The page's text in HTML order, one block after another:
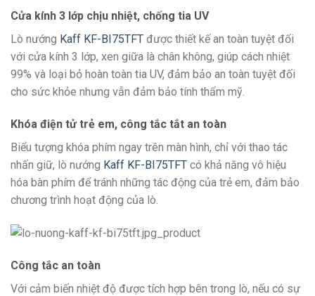
Cửa kính 3 lớp chịu nhiệt, chống tia UV
Lò nướng Kaff KF-BI75TFT được thiết kế an toàn tuyệt đối
với cửa kính 3 lớp, xen giữa là chân không, giúp cách nhiệt
99% và loại bỏ hoàn toàn tia UV, đảm bảo an toàn tuyệt đối
cho sức khỏe nhưng vẫn đảm bảo tính thẩm mỹ.
Khóa điện tử trẻ em, công tắc tắt an toàn
Biểu tượng khóa phím ngay trên màn hình, chỉ với thao tác
nhấn giữ, lò nướng Kaff KF-BI75TFT có khả năng vô hiệu
hóa bàn phím để tránh những tác động của trẻ em, đảm bảo
chương trình hoạt động của lò.
Công tắc an toàn
Với cảm biến nhiệt độ được tích hợp bên trong lò, nếu có sự